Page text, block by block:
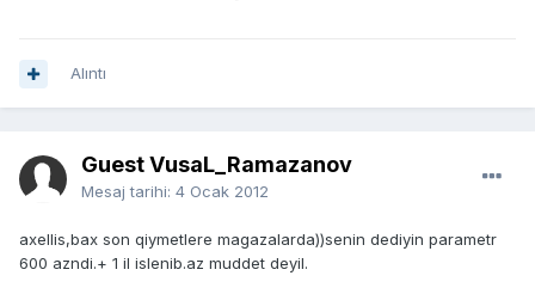
Alıntı
Guest VusaL_Ramazanov
Mesaj tarihi: 4 Ocak 2012
axellis,bax son qiymetlere magazalarda))senin dediyin parametr
600 azndi.+ 1 il islenib.az muddet deyil.